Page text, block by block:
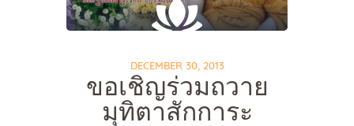
DECEMBER 30, 2013
ขอเชิญร่วมถวาย
มุทิตาสักการะ